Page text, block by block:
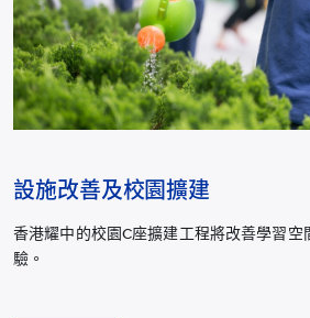
設施改善及校園擴建
香港耀中的校園C座擴建工程將改善學習空
驗。